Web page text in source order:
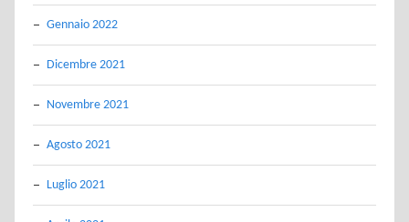
Gennaio 2022
Dicembre 2021
Novembre 2021
Agosto 2021
Luglio 2021